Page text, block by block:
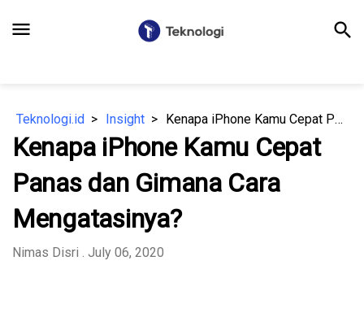
menu search
Teknologi.id Insight Kenapa iPhone Kamu Cepat Panas dan Gimana Cara Mengatasinya?
Kenapa iPhone Kamu Cepat
Panas dan Gimana Cara
Mengatasinya?
Nimas Disri . July 06, 2020